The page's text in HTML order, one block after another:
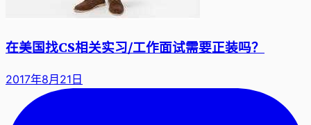
在美国找CS相关实习/工作面试需要正装吗？
2017年8月21日